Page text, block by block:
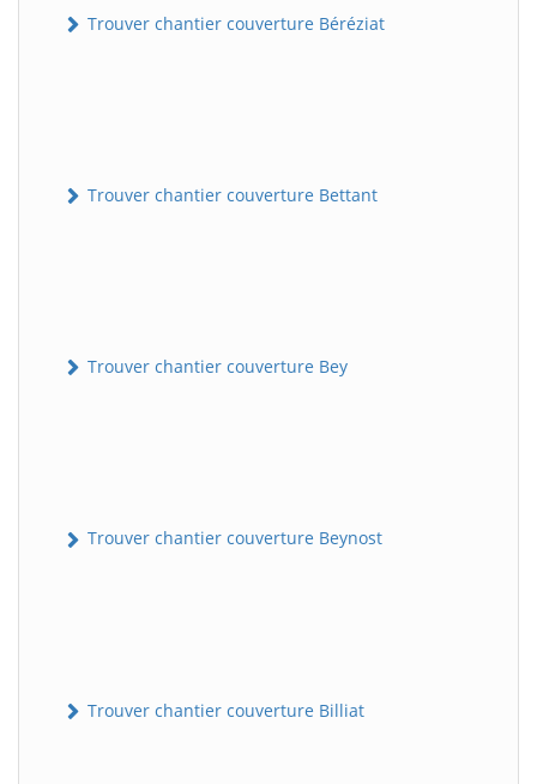
Trouver chantier couverture Béréziat
Trouver chantier couverture Bettant
Trouver chantier couverture Bey
Trouver chantier couverture Beynost
Trouver chantier couverture Billiat